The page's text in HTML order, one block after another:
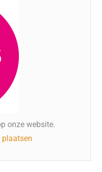
onze website.
plaatsen